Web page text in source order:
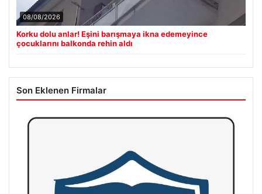
08/08/2026
Korku dolu anlar! Eşini barışmaya ikna edemeyince
çocuklarını balkonda rehin aldı
Son Eklenen Firmalar